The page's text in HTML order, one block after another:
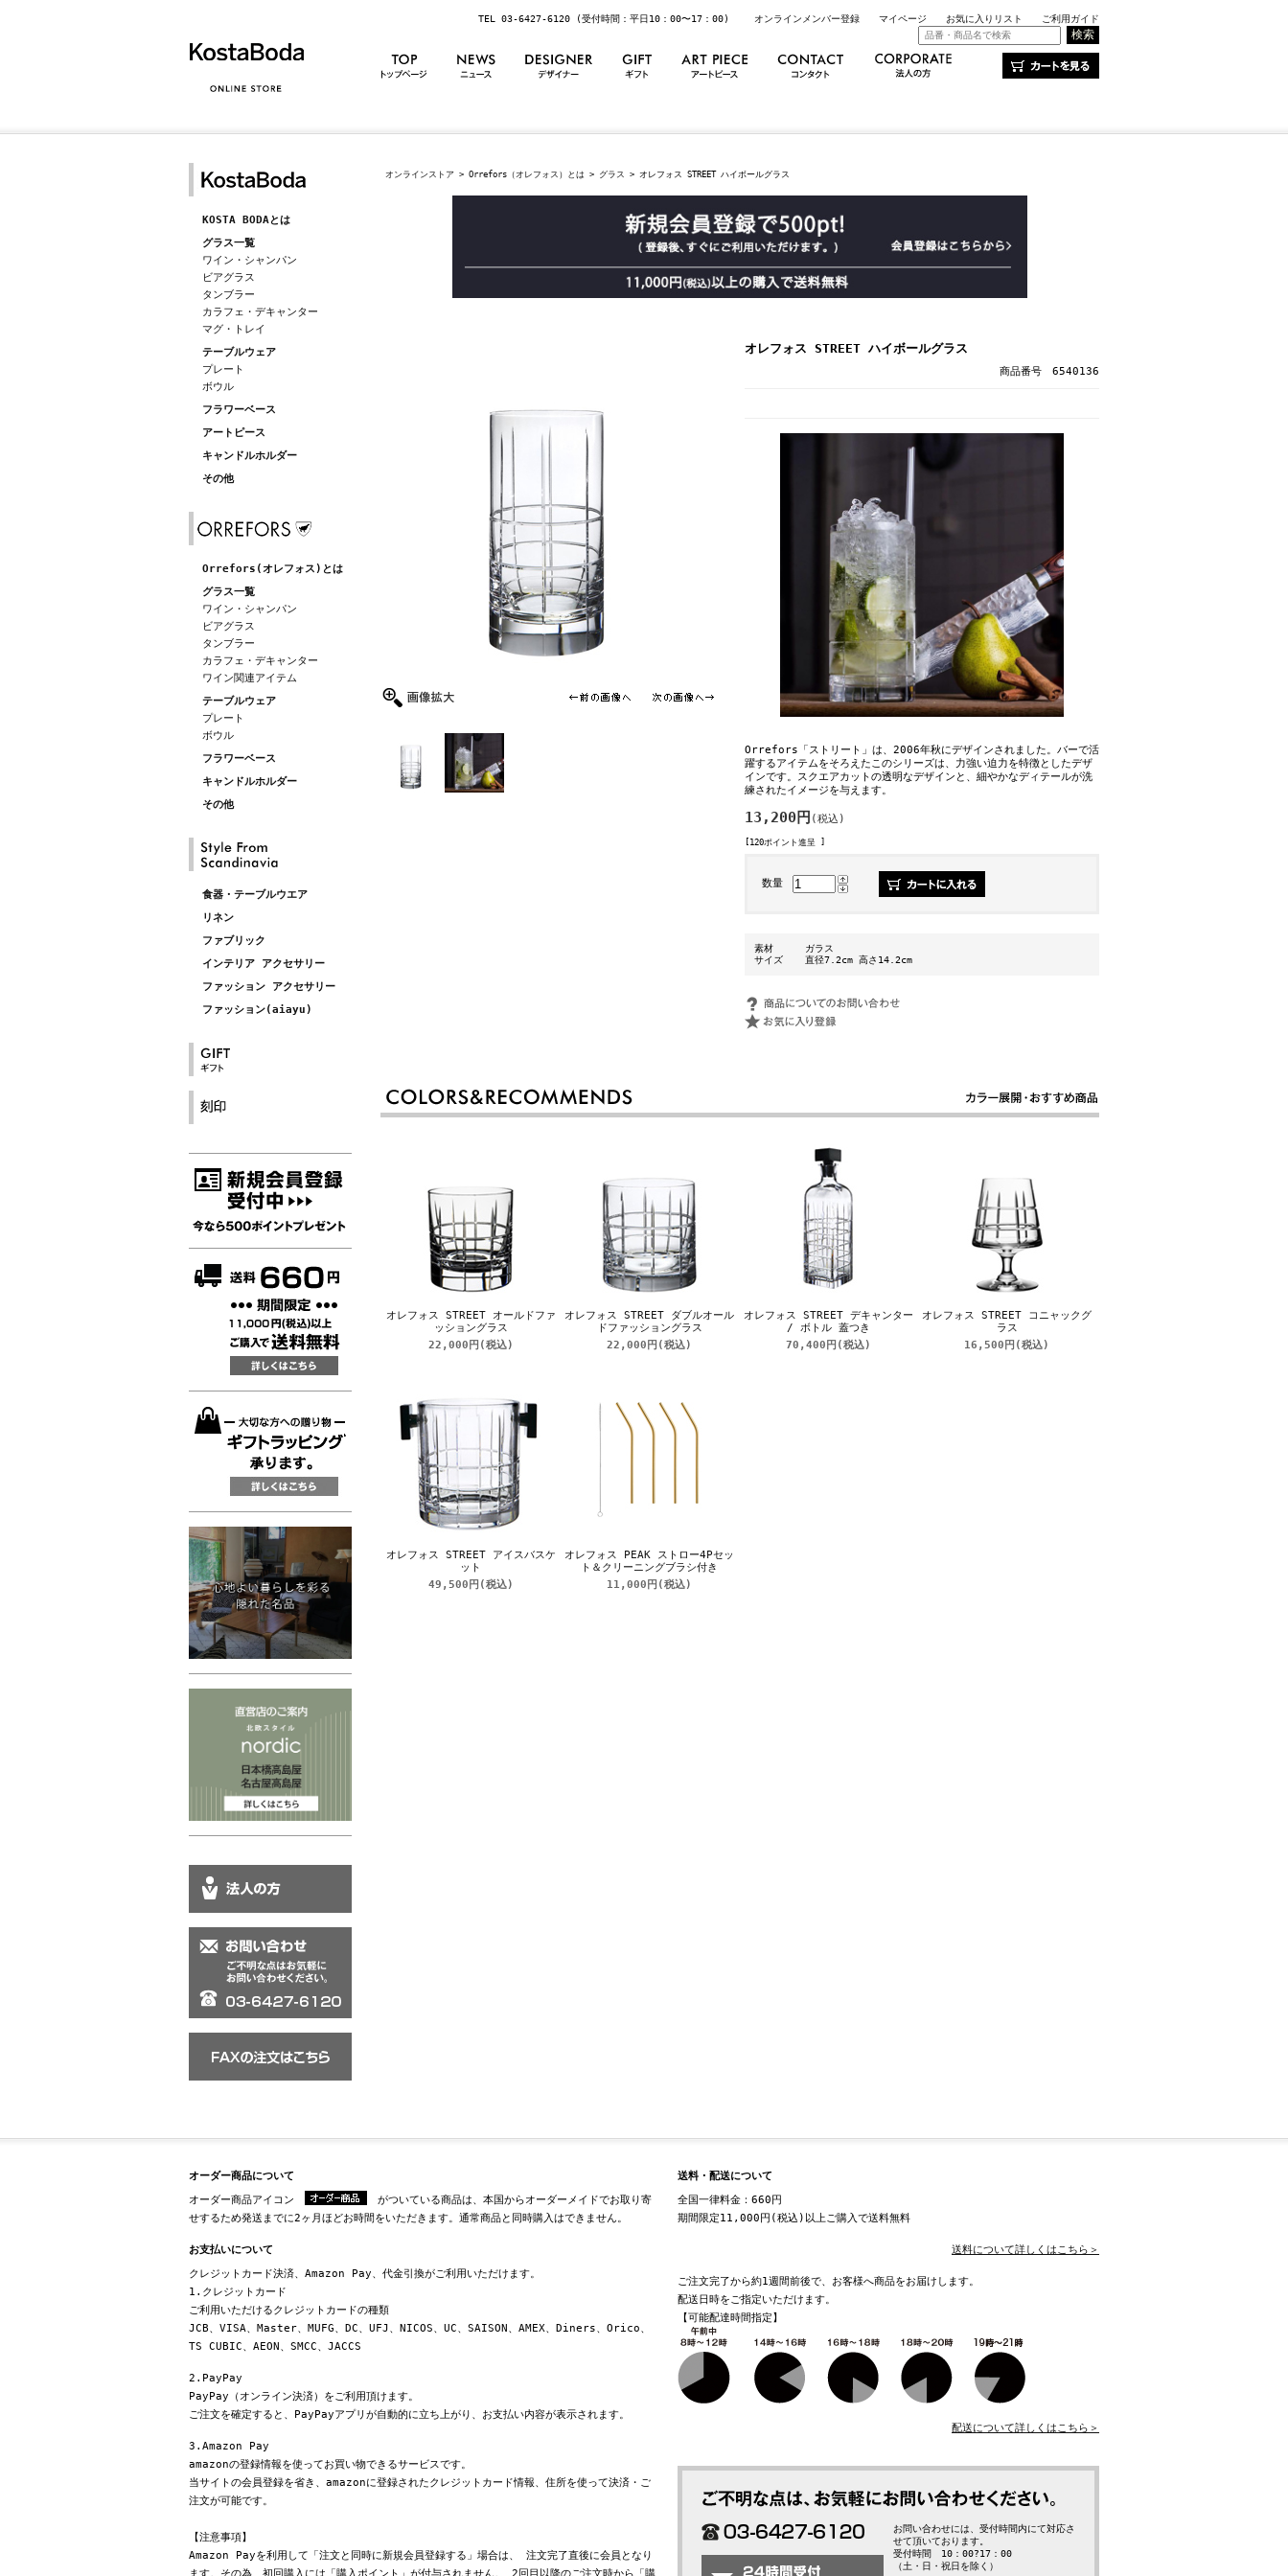
TEL 03-6427-6120 (受付時間：平日10：00〜17：00) オンラインメンバー登録 マイページ お気に入りリスト ご利用ガイド
KOSTA BODAとは
グラス一覧
ワイン・シャンパン
ビアグラス
タンブラー
カラフェ・デキャンター
マグ・トレイ
テーブルウェア
プレート
ボウル
フラワーベース
アートピース
キャンドルホルダー
その他
Orrefors(オレフォス)とは
グラス一覧
ワイン・シャンパン
ビアグラス
タンブラー
カラフェ・デキャンター
ワイン関連アイテム
テーブルウェア
プレート
ボウル
フラワーベース
キャンドルホルダー
その他
食器・テーブルウエア
リネン
ファブリック
インテリア アクセサリー
ファッション アクセサリー
ファッション(aiayu)
オンラインストア > Orrefors（オレフォス）とは > グラス > オレフォス STREET ハイボールグラス
オレフォス STREET ハイボールグラス
商品番号 6540136
Orrefors「ストリート」は、2006年秋にデザインされました。バーで活
躍するアイテムをそろえたこのシリーズは、力強い迫力を特徴としたデザ
インです。スクエアカットの透明なデザインと、細やかなディテールが洗
練されたイメージを与えます。
13,200円 (税込)
[120ポイント進呈 ]
数量
素材
ガラス
サイズ
直径7.2cm 高さ14.2cm
オレフォス STREET オールドファ
ッショングラス
22,000円 (税込)
オレフォス STREET ダブルオール
ドファッショングラス
22,000円 (税込)
オレフォス STREET デキャンター
/ ボトル 蓋つき
70,400円 (税込)
オレフォス STREET コニャックグ
ラス
16,500円 (税込)
オレフォス STREET アイスバスケ
ット
49,500円 (税込)
オレフォス PEAK ストロー4Pセッ
ト＆クリーニングブラシ付き
11,000円 (税込)
オーダー商品について
オーダー商品アイコン
がついている商品は、本国からオーダーメイドでお取り寄
せするため発送までに2ヶ月ほどお時間をいただきます。通常商品と同時購入はできません。
お支払いについて
クレジットカード決済、Amazon Pay、代金引換がご利用いただけます。
1.クレジットカード
ご利用いただけるクレジットカードの種類
JCB、VISA、Master、MUFG、DC、UFJ、NICOS、UC、SAISON、AMEX、Diners、Orico、
TS CUBIC、AEON、SMCC、JACCS
2.PayPay
PayPay（オンライン決済）をご利用頂けます。
ご注文を確定すると、PayPayアプリが自動的に立ち上がり、お支払い内容が表示されます。
3.Amazon Pay
amazonの登録情報を使ってお買い物できるサービスです。
当サイトの会員登録を省き、amazonに登録されたクレジットカード情報、住所を使って決済・ご
注文が可能です。
【注意事項】
Amazon Payを利用して「注文と同時に新規会員登録する」場合は、 注文完了直後に会員となり
送料・配送について
全国一律料金：660円
期間限定11,000円(税込)以上ご購入で送料無料
送料について詳しくはこちら＞
ご注文完了から約1週間前後で、お客様へ商品をお届けします。
配送日時をご指定いただけます。
【可能配達時間指定】
配送について詳しくはこちら＞
お問い合わせには、受付時間内にて対応さ
せて頂いております。
受付時間 10：00?17：00
（土・日・祝日を除く）